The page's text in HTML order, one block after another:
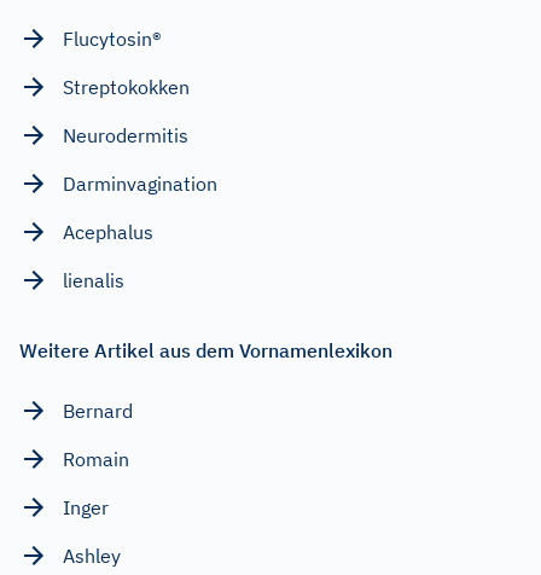
Flucytosin®
Streptokokken
Neurodermitis
Darminvagination
Acephalus
lienalis
Weitere Artikel aus dem Vornamenlexikon
Bernard
Romain
Inger
Ashley